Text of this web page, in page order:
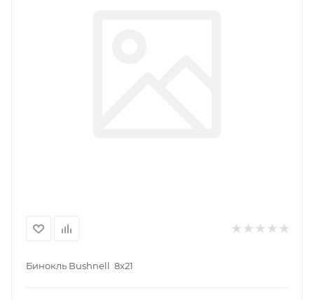
Бинокль Bushnell 8x21